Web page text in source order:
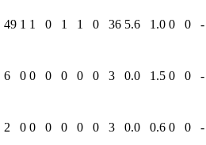
49 1 1 0 1 1 0 36 5.6 1.0 0 0
-
6 0 0 0 0 0 0 3 0.0 1.5 0 0
-
2 0 0 0 0 0 0 3 0.0 0.6 0 0
-